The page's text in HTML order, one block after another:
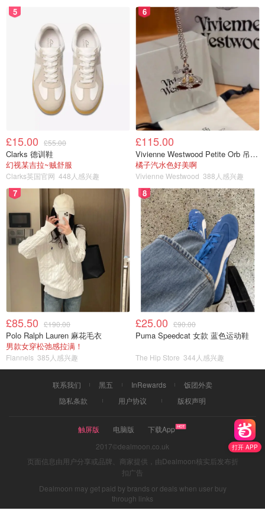
打开 APP
5
£15.00 £55.00
Clarks 德训鞋
幻视某吉拉~贼舒服
Clarks英国官网 448人感兴趣
6
£115.00
Vivienne Westwood Petite Orb 吊坠项链
橘子汽水色好美啊
Vivienne Westwood 388人感兴趣
7
£85.50 £190.00
Polo Ralph Lauren 麻花毛衣
男款女穿松弛感拉满！
Flannels 385人感兴趣
8
£25.00 £90.00
Puma Speedcat 女款 蓝色运动鞋
The Hip Store 344人感兴趣
联系我们 黑五 InRewards
饭团外卖
隐私条款
用户协议 版权声明
触屏版 电脑版
下载App
2017©dealmoon.co.uk
页面信息由用户分享或品牌、商家提供，由Dealmoon核实后发布折
扣广告
Dealmoon may get paid by brands or deals when user buy
through links